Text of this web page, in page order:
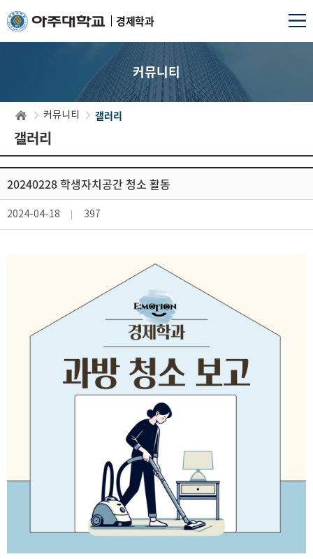
경제학과
커뮤니티
커뮤니티 갤러리
갤러리
20240228 학생자치공간 청소 활동
2024-04-18 397